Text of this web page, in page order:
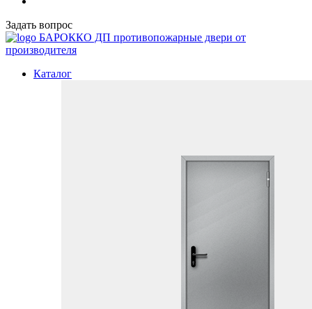
Задать вопрос
БАРОККО ДП противопожарные двери от
производителя
Каталог